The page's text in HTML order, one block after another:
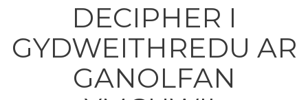
DECIPHER I
GYDWEITHREDU AR
GANOLFAN